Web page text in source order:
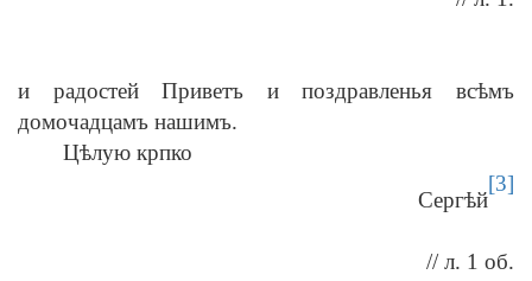
и радостей Приветъ и поздравленья всѣмъ
домочадцамъ нашимъ.
Цѣлую крпко
Сергѣй
[3]
// л. 1 об.